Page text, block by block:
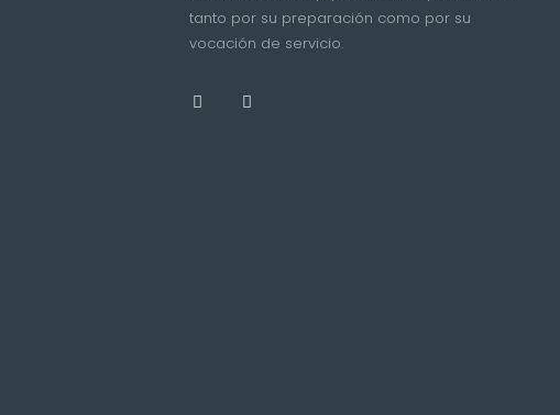
tanto por su preparación como por su
vocación de servicio.